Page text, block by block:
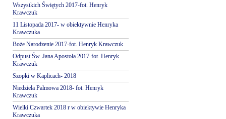
Wszystkich Świętych 2017-fot. Henryk
Krawczuk
11 Listopada 2017- w obiektywnie Henryka
Krawczuka
Boże Narodzenie 2017-fot. Henryk Krawczuk
Odpust Św. Jana Apostoła 2017-fot. Henryk
Krawczuk
Szopki w Kaplicach- 2018
Niedziela Palmowa 2018- fot. Henryk
Krawczuk
Wielki Czwartek 2018 r w obiektywie Henryka
Krawczuka